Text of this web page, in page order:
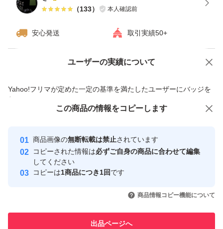
（133） 本人確認前
安心発送 取引実績50+
ユーザーの実績について
Yahoo!フリマが定めた一定の基準を満たしたユーザーにバッジを
付与しています
安心取引出品者
心・安全なユーザーです
取引実績
引を完了させた実績があります
での取引実績があります
価格の相談 商品への質問
この商品の情報をコピーします
商品画像の無断転載は禁止されています
コピーされた情報は必ずご自身の商品に合わせて編集
してください
コピーは1商品につき1回です
商品情報コピー機能について
出品ページへ
この商品をみている人にオススメ